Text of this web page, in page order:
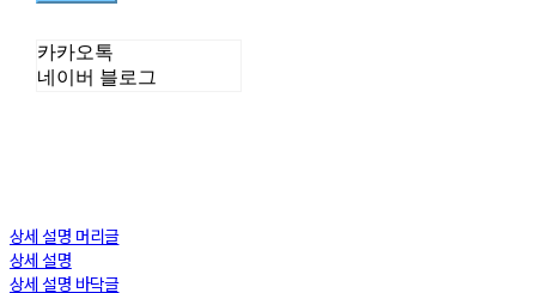
카카오톡
네이버 블로그
상세 설명 머리글
상세 설명
상세 설명 바닥글